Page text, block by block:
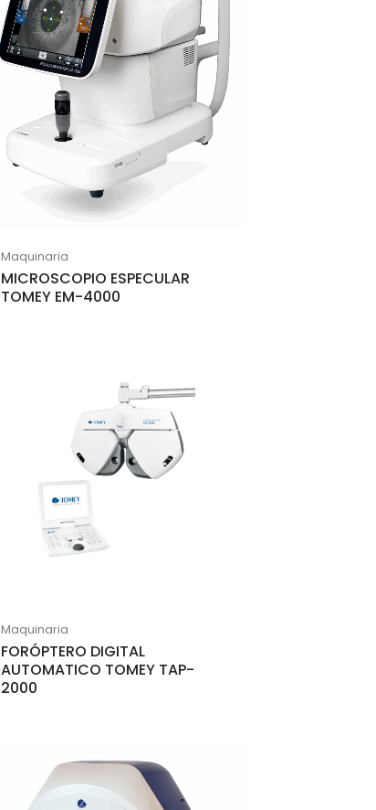
Maquinaria
MICROSCOPIO ESPECULAR
TOMEY EM-4000
Maquinaria
FORÓPTERO DIGITAL
AUTOMATICO TOMEY TAP-
2000